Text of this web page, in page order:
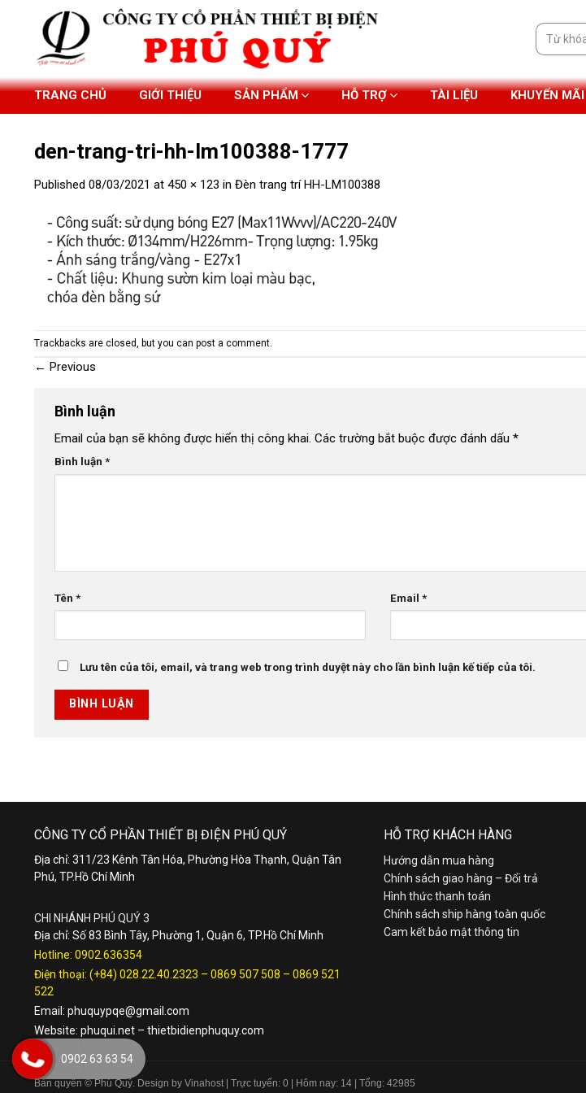
Tìm
kiếm:
TRANG CHỦ GIỚI THIỆU SẢN PHẨM HỖ TRỢ TÀI LIỆU KHUYẾN MÃI
den-trang-tri-hh-lm100388-1777
Published 08/03/2021 at 450 × 123 in Đèn trang trí HH-LM100388
Trackbacks are closed, but you can post a comment
← Previous
Bình luận
Email của bạn sẽ không được hiển thị công khai. Các trường bắt buộc được đánh dấu *
Bình luận *
Tên * Email*
Lưu tên của tôi, email, và trang web trong trình duyệt này cho lần bình luận kế tiếp của tôi.
CÔNG TY CỔ PHẦN THIẾT BỊ ĐIỆN PHÚ QUÝ
Địa chỉ: 311/23 Kênh Tân Hóa, Phường Hòa Thạnh, Quận Tân
Phú, TP.Hồ Chí Minh
CHI NHÁNH PHÚ QUÝ 3
Địa chỉ: Số 83 Bình Tây, Phường 1, Quận 6, TP.Hồ Chí Minh
Hotline: 0902.636354
Điện thoại: (+84) 028.22.40.2323 – 0869 507 508 – 0869 521
522
Email: phuquypqe@gmail.com
Website: phuqui.net – thietbidienphuquy.com
HỖ TRỢ KHÁCH HÀNG
Hướng dẫn mua hàng
Chính sách giao hàng – Đổi trả
Hình thức thanh toán
Chính sách ship hàng toàn quốc
Cam kết bảo mật thông tin
Bản quyền © Phú Quý. Design by Vinahost | Trực tuyến: 0 | Hôm nay: 14 | Tổng: 42985
0902 63 63 54